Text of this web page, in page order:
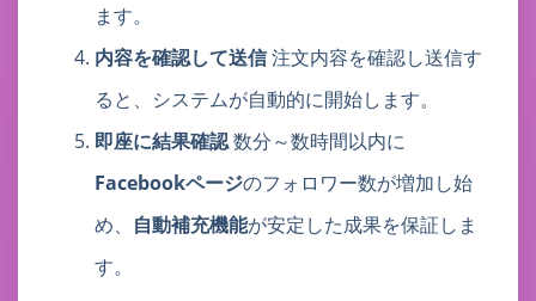
ます。
内容を確認して送信注文内容を確認し送信す
ると、システムが自動的に開始します。
即座に結果確認数分～数時間以内に
Facebookページのフォロワー数が増加し始
め、 自動補充機能が安定した成果を保証しま
す。